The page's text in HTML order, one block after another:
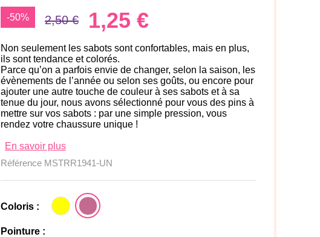
-50% 2,50 € 1,25 €
Non seulement les sabots sont confortables, mais en plus,
ils sont tendance et colorés.
Parce qu’on a parfois envie de changer, selon la saison, les
évènements de l’année ou selon ses goûts, ou encore pour
ajouter une autre touche de couleur à ses sabots et à sa
tenue du jour, nous avons sélectionné pour vous des pins à
mettre sur vos sabots : par une simple pression, vous
rendez votre chaussure unique !
En savoir plus
Référence MSTRR1941-UN
Coloris :
Pointure :